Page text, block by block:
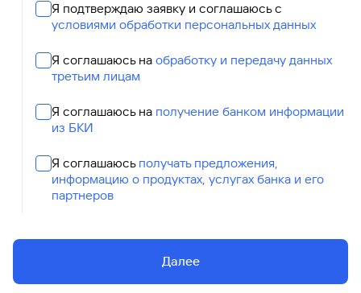
Я подтверждаю заявку и соглашаюсь с
условиями обработки персональных данных
Я соглашаюсь на обработку и передачу данных
третьим лицам
Я соглашаюсь на получение банком информации
из БКИ
Я соглашаюсь получать предложения,
информацию о продуктах, услугах банка и его
партнеров
Далее